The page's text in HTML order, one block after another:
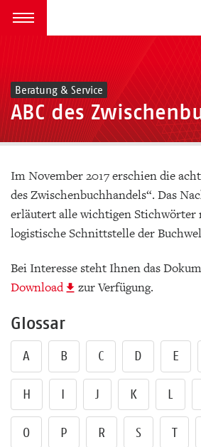
zum Inhalt springen
Menü öffnen
Beratung & Service
ABC des
Im November 2017 erschien die
des Zwischenbuchhandels“. Das
erläutert alle wichtigen Stichwörter
logistische Schnittstelle der
Bei Interesse steht Ihnen das
Download
zur Verfügung.
Glossar
A B C D E
H J K L
O P R S T